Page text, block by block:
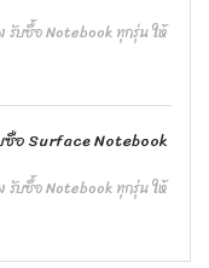
รับซื้อ Notebook ทุกรุ่น ให้
ซื้อ Surface Notebook
รับซื้อ Notebook ทุกรุ่น ให้